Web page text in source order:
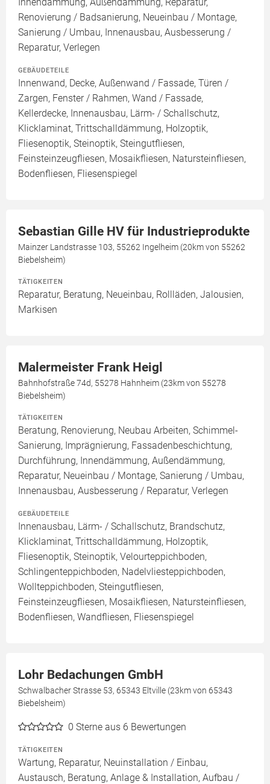
Renovierung / Badsanierung, Neueinbau / Montage,
Sanierung / Umbau, Innenausbau, Ausbesserung /
Reparatur, Verlegen
GEBÄUDETEILE
Innenwand, Decke, Außenwand / Fassade, Türen /
Zargen, Fenster / Rahmen, Wand / Fassade,
Kellerdecke, Innenausbau, Lärm- / Schallschutz,
Klicklaminat, Trittschalldämmung, Holzoptik,
Fliesenoptik, Steinoptik, Steingutfliesen,
Feinsteinzeugfliesen, Mosaikfliesen, Natursteinfliesen,
Bodenfliesen, Fliesenspiegel
Sebastian Gille HV für Industrieprodukte
Mainzer Landstrasse 103, 55262 Ingelheim (20km von 55262
Biebelsheim)
TÄTIGKEITEN
Reparatur, Beratung, Neueinbau, Rollläden, Jalousien,
Markisen
Malermeister Frank Heigl
Bahnhofstraße 74d, 55278 Hahnheim (23km von 55278
Biebelsheim)
TÄTIGKEITEN
Beratung, Renovierung, Neubau Arbeiten, Schimmel-
Sanierung, Imprägnierung, Fassadenbeschichtung,
Durchführung, Innendämmung, Außendämmung,
Reparatur, Neueinbau / Montage, Sanierung / Umbau,
Innenausbau, Ausbesserung / Reparatur, Verlegen
GEBÄUDETEILE
Innenausbau, Lärm- / Schallschutz, Brandschutz,
Klicklaminat, Trittschalldämmung, Holzoptik,
Fliesenoptik, Steinoptik, Velourteppichboden,
Schlingenteppichboden, Nadelvliesteppichboden,
Wollteppichboden, Steingutfliesen,
Feinsteinzeugfliesen, Mosaikfliesen, Natursteinfliesen,
Bodenfliesen, Wandfliesen, Fliesenspiegel
Lohr Bedachungen GmbH
Schwalbacher Strasse 53, 65343 Eltville (23km von 65343
Biebelsheim)
0 Sterne aus 6 Bewertungen
TÄTIGKEITEN
Wartung, Reparatur, Neuinstallation / Einbau,
Austausch, Beratung, Anlage & Installation, Aufbau /